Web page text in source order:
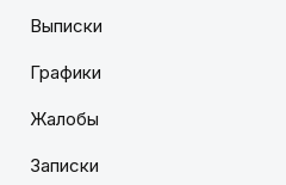
Выписки
Графики
Жалобы
Записки